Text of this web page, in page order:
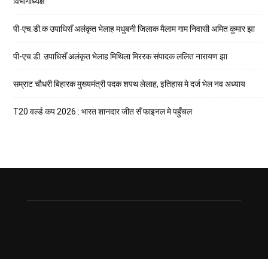
पी-एच.डी.क उपाधिसँ अलंकृत भेलाह मधुबनी जिलाक मैलाम गाम निवासी अमित कुमार झा
पी-एच.डी. उपाधिसँ अलंकृत भेलाह मिथिला मिररक संपादक ललित नारायण झा
सम्राट चौधरी बिहारक मुख्यमंत्री पदक शपथ लेलाह, इतिहास मे दर्ज भेल नव अध्याय
T20 वर्ल्ड कप 2026 : भारत शानदार जीत सँ फाइनल मे पहुँचल